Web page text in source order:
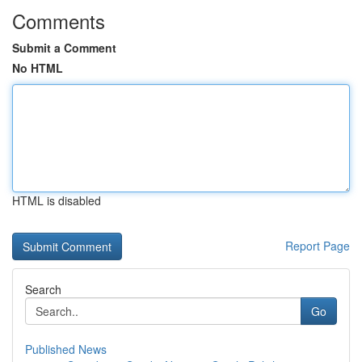
Comments
Submit a Comment
No HTML
HTML is disabled
Report Page
Search
Go
Published News